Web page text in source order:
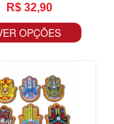
R$ 32,90
OPÇÕES